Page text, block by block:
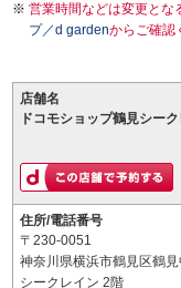
営業時間などは変更とな
プ／d gardenからご確認
店舗名
ドコモショップ鶴見シー
住所/電話番号
〒230-0051
神奈川県横浜市鶴見区鶴
シークレイン 2階